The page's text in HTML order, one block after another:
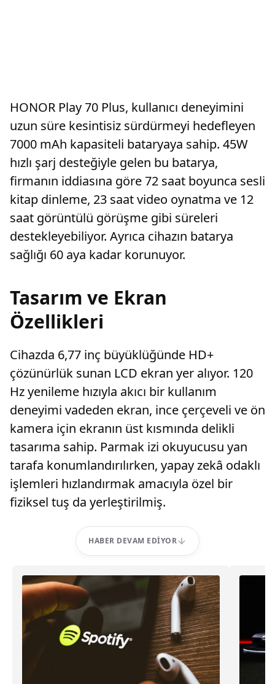
HONOR Play 70 Plus, kullanıcı deneyimini
uzun süre kesintisiz sürdürmeyi hedefleyen
7000 mAh kapasiteli bataryaya sahip. 45W
hızlı şarj desteğiyle gelen bu batarya,
firmanın iddiasına göre 72 saat boyunca sesli
kitap dinleme, 23 saat video oynatma ve 12
saat görüntülü görüşme gibi süreleri
destekleyebiliyor. Ayrıca cihazın batarya
sağlığı 60 aya kadar korunuyor.
Tasarım ve Ekran
Özellikleri
Cihazda 6,77 inç büyüklüğünde HD+
çözünürlük sunan LCD ekran yer alıyor. 120
Hz yenileme hızıyla akıcı bir kullanım
deneyimi vadeden ekran, ince çerçeveli ve ön
kamera için ekranın üst kısmında delikli
tasarıma sahip. Parmak izi okuyucusu yan
tarafa konumlandırılırken, yapay zekâ odaklı
işlemleri hızlandırmak amacıyla özel bir
fiziksel tuş da yerleştirilmiş.
HABER DEVAM EDIYOR